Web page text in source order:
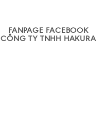
FANPAGE FACEBOOK
CÔNG TY TNHH HAKURA